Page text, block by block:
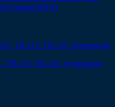
борам MANI
TR-11C TR-12C нумерация